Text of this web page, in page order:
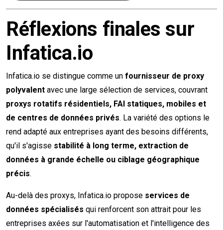
Réflexions finales sur
Infatica.io
Infatica.io se distingue comme un fournisseur de proxy
polyvalent avec une large sélection de services, couvrant
proxys rotatifs résidentiels, FAI statiques, mobiles et
de centres de données privés. La variété des options le
rend adapté aux entreprises ayant des besoins différents,
qu'il s'agisse stabilité à long terme, extraction de
données à grande échelle ou ciblage géographique
précis.
Au-delà des proxys, Infatica.io propose services de
données spécialisés qui renforcent son attrait pour les
entreprises axées sur l'automatisation et l'intelligence des